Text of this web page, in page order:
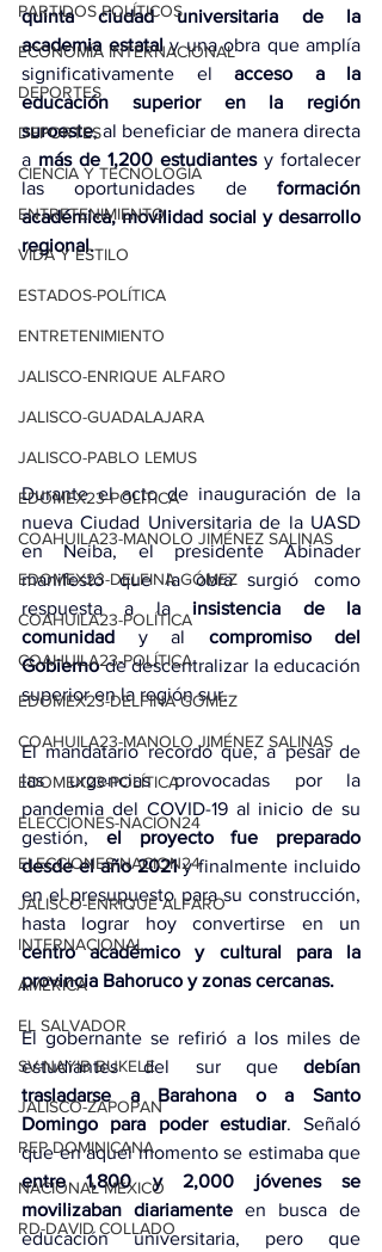
PARTIDOS POLÍTICOS
ECONOMÍA INTERNACIONAL
DEPORTES
DEPORTES
CIENCIA Y TECNOLOGÍA
ENTRETENIMIENTO
VIDA Y ESTILO
ESTADOS-POLÍTICA
ENTRETENIMIENTO
JALISCO-ENRIQUE ALFARO
JALISCO-GUADALAJARA
JALISCO-PABLO LEMUS
EDOMEX23-POLÍTICA
COAHUILA23-MANOLO JIMÉNEZ SALINAS
EDOMEX23-DELFINA GÓMEZ
COAHUILA23-POLÍTICA
COAHUILA23-POLÍTICA
EDOMEX23-DELFINA GÓMEZ
COAHUILA23-MANOLO JIMÉNEZ SALINAS
EDOMEX23-POLÍTICA
ELECCIONES-NACION24
ELECCIONES-NACION24
JALISCO-ENRIQUE ALFARO
INTERNACIONAL
AMÉRICA
EL SALVADOR
SV-NAYIB BUKELE
JALISCO-ZAPOPAN
REP DOMINICANA
NACIONAL MÉXICO
RD-DAVID COLLADO
quinta ciudad universitaria de la
academia estatal y una obra que amplía
significativamente el acceso a la
educación superior en la región
suroeste, al beneficiar de manera directa
a más de 1,200 estudiantes y fortalecer
las oportunidades de formación
académica, movilidad social y desarrollo
regional.
Durante el acto de inauguración de la
nueva Ciudad Universitaria de la UASD
en Neiba, el presidente Abinader
manifestó que la obra surgió como
respuesta a la insistencia de la
comunidad y al compromiso del
Gobierno de descentralizar la educación
superior en la región sur.
El mandatario recordó que, a pesar de
las urgencias provocadas por la
pandemia del COVID-19 al inicio de su
gestión, el proyecto fue preparado
desde el año 2021 y finalmente incluido
en el presupuesto para su construcción,
centro académico y cultural para la
provincia Bahoruco y zonas cercanas.
El gobernante se refirió a los miles de
estudiantes del sur que debían
trasladarse a Barahona o a Santo
Domingo para poder estudiar. Señaló
entre 1,800 y 2,000 jóvenes se
movilizaban diariamente en busca de